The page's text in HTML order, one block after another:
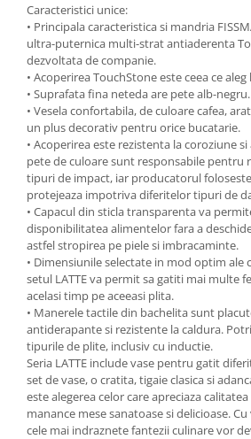
Posuri si duiuri
Raclete patiserie
Suporturi prajituri
Tavi detasabile
Tavi si forme fursecuri
Ustensile antiaderente
Ustensile de masura
Caracteristici unice:
• Principala caracteristica si mandria
ultra-puternica multi-strat antiaderenta
dezvoltata de companie.
• Acoperirea TouchStone este ceea ce
• Suprafata fina neteda are pete alb-negru.
• Vesela confortabila, de culoare cafea,
un plus decorativ pentru orice bucatarie.
• Acoperirea este rezistenta la coroziune
pete de culoare sunt responsabile pentru
tipuri de impact, iar producatorul
protejeaza impotriva diferitelor tipuri de
• Capacul din sticla transparenta va
disponibilitatea alimentelor fara a
astfel stropirea pe piele si imbracaminte.
• Dimensiunile selectate in mod optim ale
setul LATTE va permit sa gatiti mai multe
acelasi timp pe aceeasi plita.
• Manerele tactile din bachelita sunt
antiderapante si rezistente la caldura.
tipurile de plite, inclusiv cu inductie.
Seria LATTE include vase pentru gatit
set de vase, o cratita, tigaie clasica si
este alegerea celor care apreciaza
manance mese sanatoase si delicioase. Cu
cele mai indraznete fantezii culinare vor